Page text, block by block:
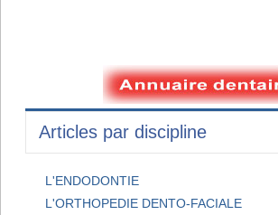
Articles par discipline
L'ENDODONTIE
L'ORTHOPEDIE DENTO-FACIALE